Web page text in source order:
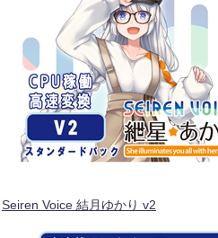
Seiren Voice 結月ゆかり v2